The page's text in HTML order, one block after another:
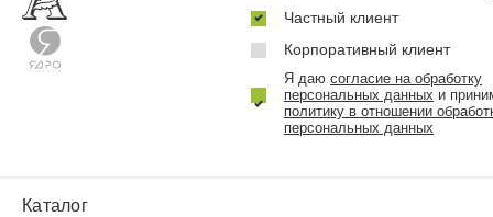
Каталог
Частный клиент
Корпоративный клиент
Я даю согласие на обработку
персональных данных и
политику в отношении
персональных данных